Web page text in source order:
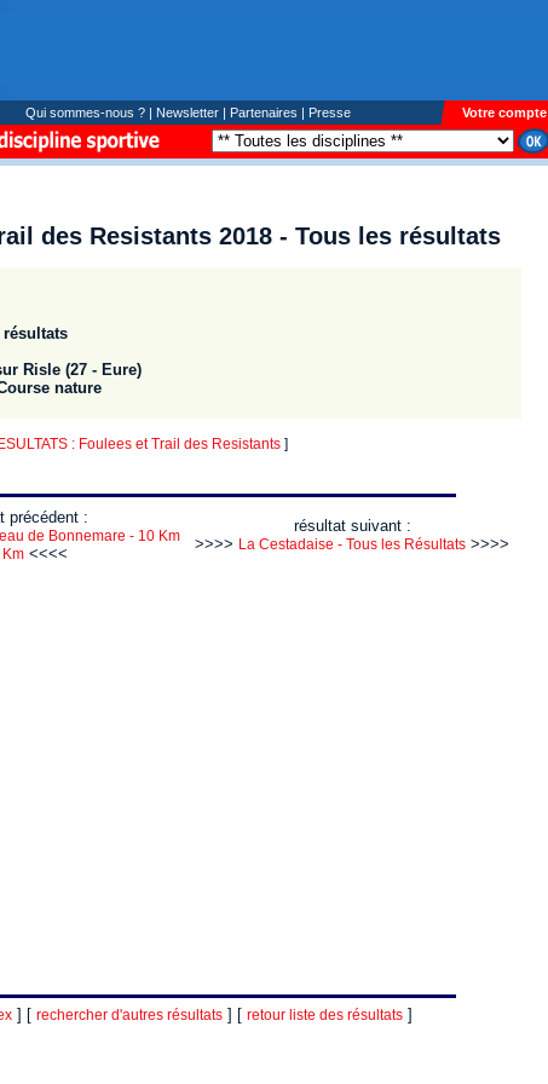
Qui sommes-nous ? | Newsletter | Partenaires | Presse Votre compte
des Resistants 2018 - Tous les résultats
résultats
Risle (27 - Eure)
nature
: Foulees et Trail des Resistants ]
précédent :
de Bonnemare - 10 Km
<<<<
résultat suivant :
>>>> La Cestadaise - Tous les Résultats >>>>
] [ rechercher d'autres résultats] [ retour liste des résultats]